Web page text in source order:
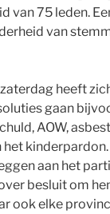
van 75 leden.
van
heeft
gaan
AOW,
aan het
besluit om
ook elke